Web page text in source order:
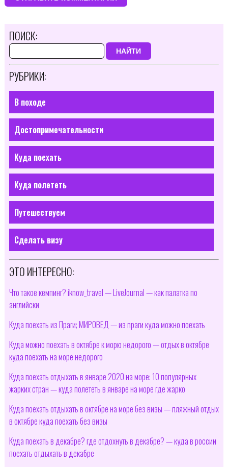
ПОИСК:
НАЙТИ
РУБРИКИ:
В походе
Достопримечательности
Куда поехать
Куда полететь
Путешествуем
Сделать визу
ЭТО ИНТЕРЕСНО:
Что такое кемпинг? iknow_travel — LiveJournal — как палатка по
английски
Куда поехать из Праги; МИРОВЕД — из праги куда можно поехать
Куда можно поехать в октябре к морю недорого — отдых в октябре
куда поехать на море недорого
Куда поехать отдыхать в январе 2020 на море: 10 популярных
жарких стран — куда полететь в январе на море где жарко
Куда поехать отдыхать в октябре на море без визы — пляжный отдых
в октябре куда поехать без визы
Куда поехать в декабре? где отдохнуть в декабре? — куда в россии
поехать отдыхать в декабре